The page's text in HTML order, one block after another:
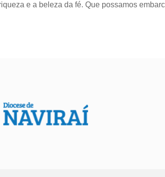
e a beleza da fé. Que possamos